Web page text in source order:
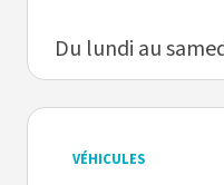
Du lundi au
VÉHICULES